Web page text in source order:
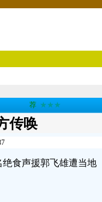
荐 ★★★
传唤
绝食声援郭飞雄遭当地